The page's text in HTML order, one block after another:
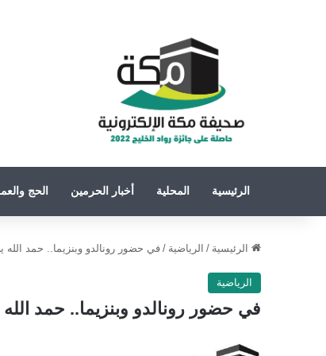
الرئيسية المحلية أخبار الحرمين الحج
الرئيسية / الرياضية / في حضور رونالدو وبنزيما.. حمد
الرياضية
في حضور رونالدو وبنزيما.. حمد